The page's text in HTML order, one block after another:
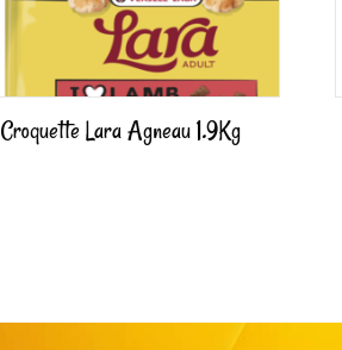
Croquette Lara Agneau 1.9Kg